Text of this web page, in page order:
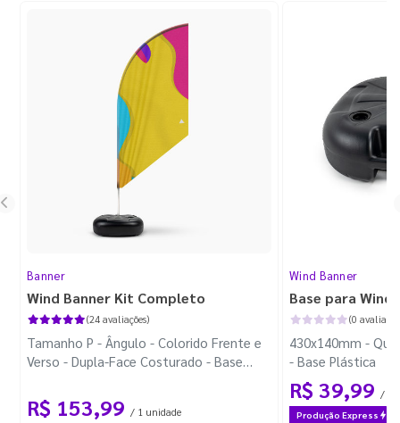
Banner
Wind Banner Kit Completo
(24 avaliações)
Tamanho P - Ângulo - Colorido Frente e
Verso - Dupla-Face Costurado - Base
R$ 153,99 / 1 unidade
Wind Banner
Base para Wind
(0
430x140mm -
- Base Plástica
R$ 39,99 / 1
Produção Express